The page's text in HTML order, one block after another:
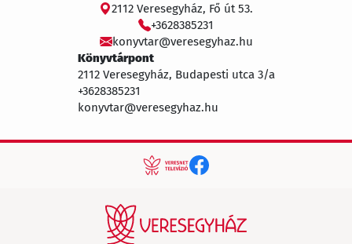
2112 Veresegyház, Fő út 53.
+3628385231
konyvtar@veresegyhaz.hu
Könyvtárpont
2112 Veresegyház, Budapesti utca 3/a
+3628385231
konyvtar@veresegyhaz.hu